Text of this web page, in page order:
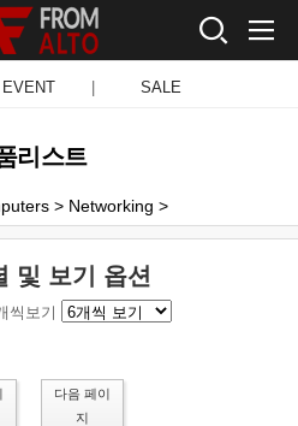
EVENT SALE
리스트
> Networking >
및 보기 옵션
씩보기
다음 페이
지